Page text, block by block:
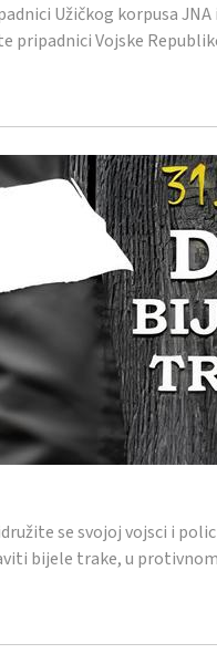
Užičkog korpusa
pripadnici Vojske
se svojoj vojsci i
bijele trake, u